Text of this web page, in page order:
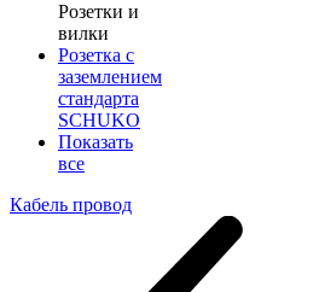
Розетки и
вилки
Розетка с
заземлением
стандарта
SCHUKO
Показать
все
Кабель провод